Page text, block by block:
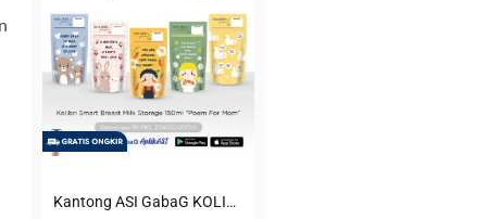
Kantong ASI GabaG KOLIBRI KASIP 150 ml Poem for Mom